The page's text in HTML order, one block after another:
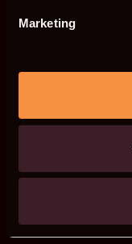
Marketing